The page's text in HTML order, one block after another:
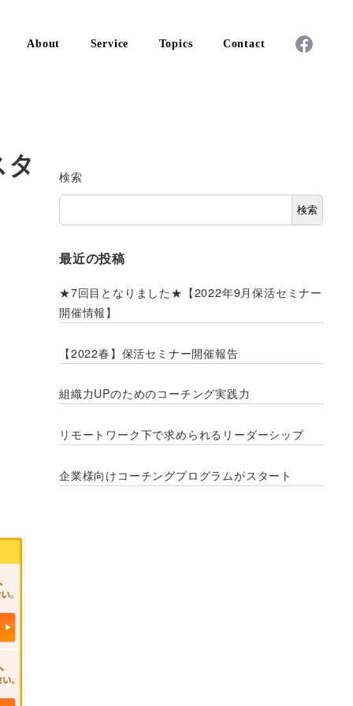
About Service Topics Contact
検索
検索
最近の投稿
★7回目となりました★【2022年9月保活セミナー
開催情報】
【2022春】保活セミナー開催報告
組織力UPのためのコーチング実践力
リモートワーク下で求められるリーダーシップ
企業様向けコーチングプログラムがスタート